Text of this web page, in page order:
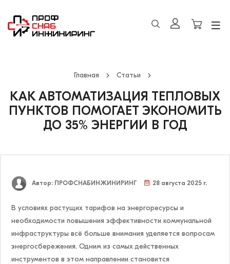
Главная Статьи
КАК АВТОМАТИЗАЦИЯ ТЕПЛОВЫХ
ПУНКТОВ ПОМОГАЕТ ЭКОНОМИТЬ
ДО 35% ЭНЕРГИИ В ГОД
Автор: ПРОФСНАБИНЖИНИРИНГ 28 августа 2025 г.
В условиях растущих тарифов на энергоресурсы и
необходимости повышения эффективности коммунальной
инфраструктуры всё больше внимания уделяется вопросам
энергосбережения. Одним из самых действенных
инструментов в этом направлении становится